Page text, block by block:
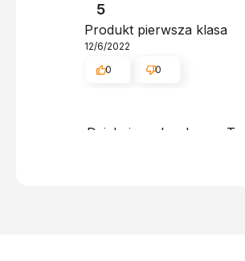
Dziękujemy bardzo za
5
Produkt pierwsza klasa
12/6/2022
0
0